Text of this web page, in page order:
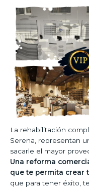
La rehabilitación
Serena, representan
sacarle el mayor
Una reforma
que te permita crear
que para tener éxito,